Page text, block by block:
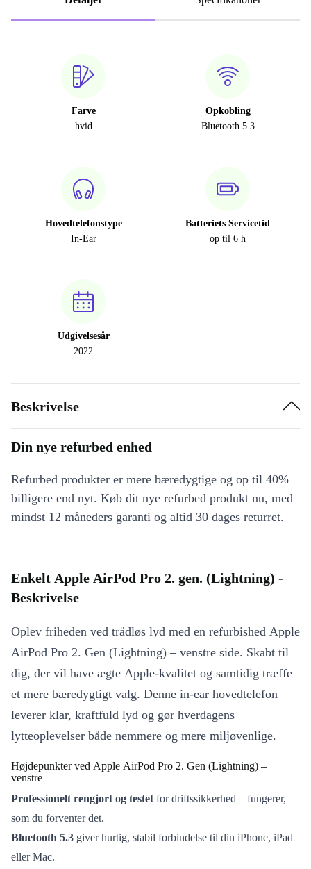
Farve
hvid
Opkobling
Bluetooth 5.3
Hovedtelefonstype
In-Ear
Batteriets Servicetid
op til 6 h
Udgivelsesår
2022
Beskrivelse
Din nye refurbed enhed
Refurbed produkter er mere bæredygtige og op til 40%
billigere end nyt. Køb dit nye refurbed produkt nu, med
mindst 12 måneders garanti og altid 30 dages returret.
Enkelt Apple AirPod Pro 2. gen. (Lightning) -
Beskrivelse
Oplev friheden ved trådløs lyd med en refurbished Apple
AirPod Pro 2. Gen (Lightning) – venstre side. Skabt til
dig, der vil have ægte Apple-kvalitet og samtidig træffe
et mere bæredygtigt valg. Denne in-ear hovedtelefon
leverer klar, kraftfuld lyd og gør hverdagens
lytteoplevelser både nemmere og mere miljøvenlige.
Højdepunkter ved Apple AirPod Pro 2. Gen (Lightning) –
venstre
Professionelt rengjort og testet for driftssikkerhed – fungerer,
som du forventer det.
Bluetooth 5.3 giver hurtig, stabil forbindelse til din iPhone, iPad
eller Mac.